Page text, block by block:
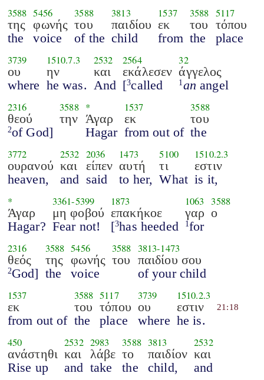
3588
της
the
5456
φωνής
voice
3588
του
of the
3813
παιδίου
child
1537
εκ
from
3588
του
the
5117
τόπου
place
3739
ου
where
1510.7.3
ην
he was.
2532
και
And
2564
εκάλεσεν
[3called
32
άγγελος
1 an angel
2316
θεού
2of God]
3588
την
*
Άγαρ
Hagar
1537
εκ
from out of
3588
του
the
3772
ουρανού
heaven,
2532
και
and
2036
είπεν
said
1473
αυτή
to her,
5100
τι
What
1510.2.3
εστιν
is it,
*
Άγαρ
Hagar?
3361-5399
μη φοβού
Fear not!
1873
επακήκοε
[3has heeded
1063
γαρ
1for
3588
ο
2316
θεός
2God]
3588
της
the
5456
φωνής
voice
3588
του
3813-1473
παιδίου σου
of your child
1537
εκ
from out of
3588
του
the
5117
τόπου
place
3739
ου
where
1510.2.3
εστιν
he is.
21:18
450
ανάστηθι
Rise up
2532
και
and
2983
λάβε
take
3588
το
the
3813
παιδίον
child,
2532
και
and